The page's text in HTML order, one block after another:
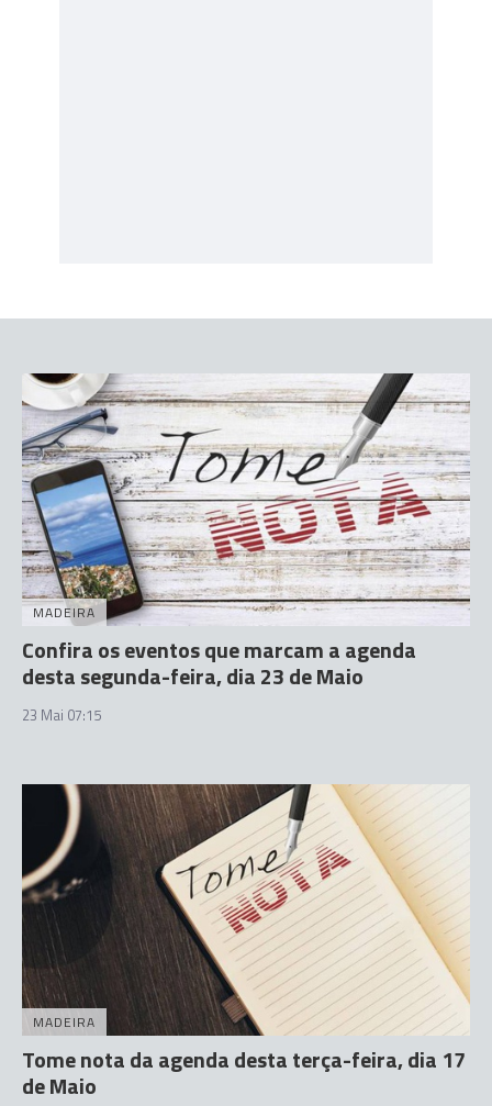
MADEIRA
Confira os eventos que marcam a agenda
desta segunda-feira, dia 23 de Maio
23 Mai 07:15
MADEIRA
Tome nota da agenda desta terça-feira, dia 17
de Maio